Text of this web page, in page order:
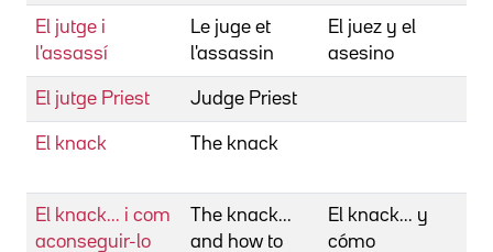
El jutge i
l'assassí
Le juge et
l'assassin
El juez y el
asesino
El jutge Priest Judge Priest
El knack The knack
El knack... i com
aconseguir-lo
The knack...
and how to
El knack... y
cómo